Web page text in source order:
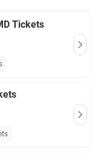
Tickets